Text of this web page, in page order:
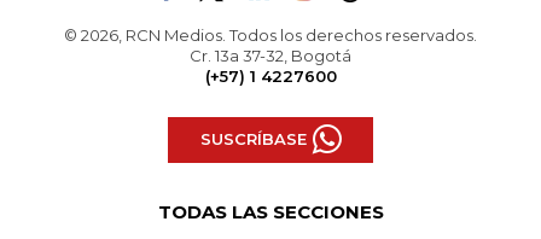
© 2026, RCN Medios. Todos los derechos reservados.
Cr. 13a 37-32, Bogotá
(+57) 1 4227600
SUSCRÍBASE
TODAS LAS SECCIONES